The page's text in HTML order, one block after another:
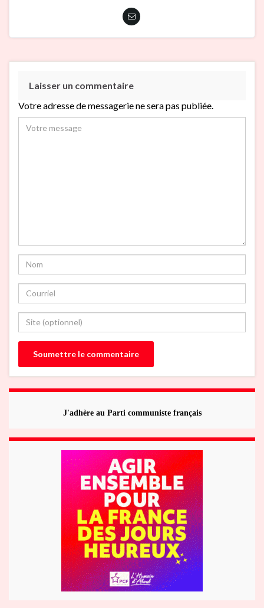
Laisser un commentaire
Votre adresse de messagerie ne sera pas publiée.
J'adhère au Parti communiste français